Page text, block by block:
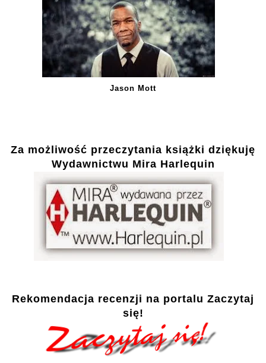
Jason Mott
Za możliwość przeczytania książki dziękuję
Wydawnictwu Mira Harlequin
Rekomendacja recenzji na portalu Zaczytaj
się!